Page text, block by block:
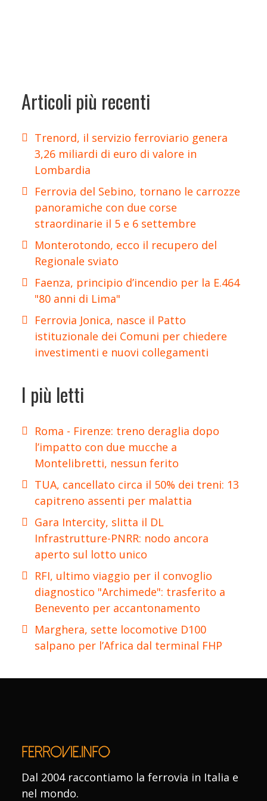
Articoli più recenti
Trenord, il servizio ferroviario genera
3,26 miliardi di euro di valore in
Lombardia
Ferrovia del Sebino, tornano le carrozze
panoramiche con due corse
straordinarie il 5 e 6 settembre
Monterotondo, ecco il recupero del
Regionale sviato
Faenza, principio d’incendio per la E.464
"80 anni di Lima"
Ferrovia Jonica, nasce il Patto
istituzionale dei Comuni per chiedere
investimenti e nuovi collegamenti
I più letti
Roma - Firenze: treno deraglia dopo
l’impatto con due mucche a
Montelibretti, nessun ferito
TUA, cancellato circa il 50% dei treni: 13
capitreno assenti per malattia
Gara Intercity, slitta il DL
Infrastrutture-PNRR: nodo ancora
aperto sul lotto unico
RFI, ultimo viaggio per il convoglio
diagnostico "Archimede": trasferito a
Benevento per accantonamento
Marghera, sette locomotive D100
salpano per l’Africa dal terminal FHP
Dal 2004 raccontiamo la ferrovia in Italia e
nel mondo.